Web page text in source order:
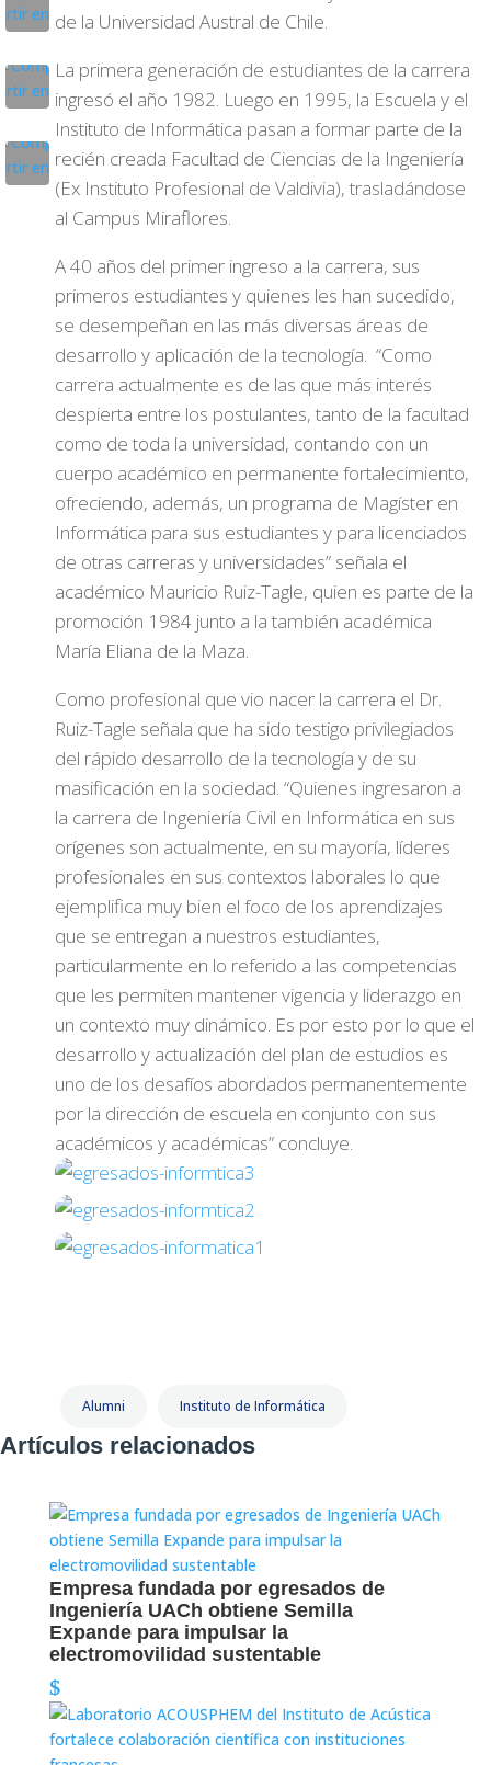
de la Universidad Austral de Chile.
La primera generación de estudiantes de la carrera
ingresó el año 1982. Luego en 1995, la Escuela y el
Instituto de Informática pasan a formar parte de la
recién creada Facultad de Ciencias de la Ingeniería
(Ex Instituto Profesional de Valdivia), trasladándose
al Campus Miraflores.
A 40 años del primer ingreso a la carrera, sus
primeros estudiantes y quienes les han sucedido,
se desempeñan en las más diversas áreas de
desarrollo y aplicación de la tecnología. “Como
carrera actualmente es de las que más interés
despierta entre los postulantes, tanto de la facultad
como de toda la universidad, contando con un
cuerpo académico en permanente fortalecimiento,
ofreciendo, además, un programa de Magíster en
Informática para sus estudiantes y para licenciados
de otras carreras y universidades” señala el
académico Mauricio Ruiz-Tagle, quien es parte de la
promoción 1984 junto a la también académica
María Eliana de la Maza.
Como profesional que vio nacer la carrera el Dr.
Ruiz-Tagle señala que ha sido testigo privilegiados
del rápido desarrollo de la tecnología y de su
masificación en la sociedad. “Quienes ingresaron a
la carrera de Ingeniería Civil en Informática en sus
orígenes son actualmente, en su mayoría, líderes
profesionales en sus contextos laborales lo que
ejemplifica muy bien el foco de los aprendizajes
que se entregan a nuestros estudiantes,
particularmente en lo referido a las competencias
que les permiten mantener vigencia y liderazgo en
un contexto muy dinámico. Es por esto por lo que el
desarrollo y actualización del plan de estudios es
uno de los desafíos abordados permanentemente
por la dirección de escuela en conjunto con sus
académicos y académicas” concluye.
Alumni Instituto de Informática
Artículos relacionados
Empresa fundada por egresados de
Ingeniería UACh obtiene Semilla
Expande para impulsar la
electromovilidad sustentable